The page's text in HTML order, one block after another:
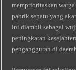
memprioritaskan
pabrik sepatu yang
ini diambil sebagai
peningkatan
pengangguran di